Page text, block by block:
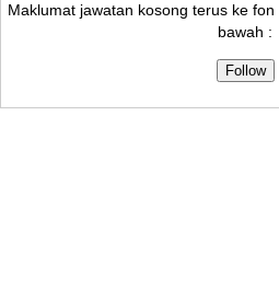
Maklumat jawatan kosong terus ke
bawah :